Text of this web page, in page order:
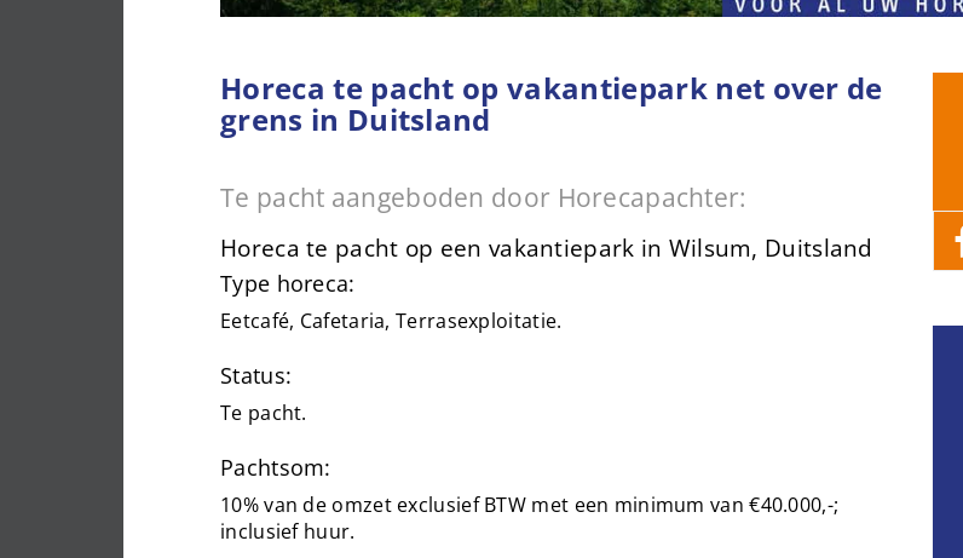
Horeca te pacht op vakantiepark net over de
grens in Duitsland
Te pacht aangeboden door Horecapachter:
Horeca te pacht op een vakantiepark in Wilsum, Duitsland
Type horeca:
Eetcafé, Cafetaria, Terrasexploitatie.
Status:
Te pacht.
Pachtsom:
10% van de omzet exclusief BTW met een minimum van €40.000,-;
inclusief huur.